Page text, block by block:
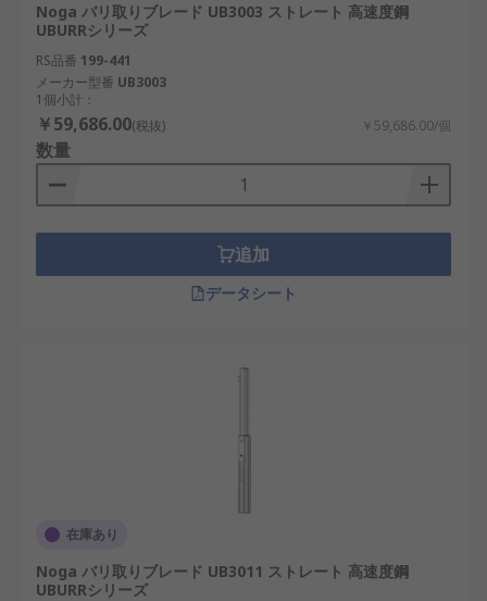
Noga バリ取りブレード UB3003 ストレート 高速度鋼
UBURRシリーズ
RS品番 199-441
メーカー型番 UB3003
1個小計：
￥59,686.00(税抜) ￥59,686.00/個
数量
追加
データシート
在庫あり
Noga バリ取りブレード UB3011 ストレート 高速度鋼
UBURRシリーズ